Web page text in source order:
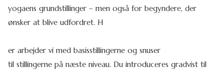
yogaens grundstillinger – men også for begyndere, der
ønsker at blive udfordret. H
er arbejder vi med basisstillingerne og snuser
til stillingerne på næste niveau. Du introduceres gradvist til